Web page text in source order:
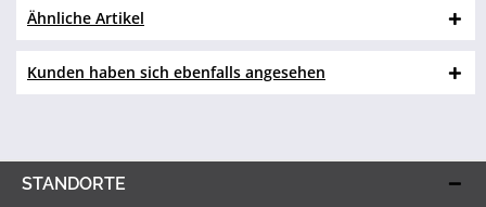
Ähnliche Artikel
Kunden haben sich ebenfalls angesehen
STANDORTE